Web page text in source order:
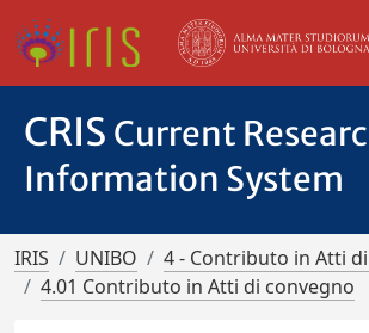
CRIS Current
Information System
IRIS UNIBO
4 - Contributo in Atti
4.01 Contributo in Atti di convegno